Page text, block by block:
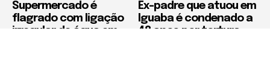
Supermercado é
flagrado com ligação
irregular de água em
Ex-padre que atuou em
Iguaba é condenado a
48 anos por tortura,